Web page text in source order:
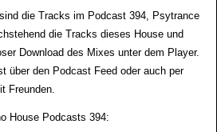
die Tracks im Podcast 394, Psytrance
die Tracks dieses House und
Download des Mixes unter dem Player.
über den Podcast Feed oder auch per
Freunden.
House Podcasts 394: